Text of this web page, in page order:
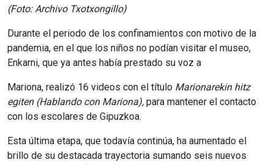
(Foto: Archivo Txotxongillo)
Durante el periodo de los confinamientos con motivo de la
pandemia, en el que los niños no podían visitar el museo,
Enkarni, que ya antes había prestado su voz a
Mariona, realizó 16 videos con el título Marionarekin hitz
egiten (Hablando con Mariona), para mantener el contacto
con los escolares de Gipuzkoa.
Esta última etapa, que todavía continúa, ha aumentado el
brillo de su destacada trayectoria sumando seis nuevos